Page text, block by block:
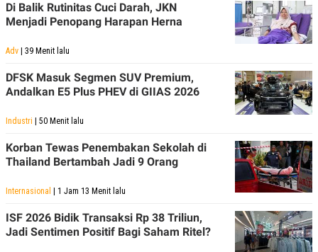
Di Balik Rutinitas Cuci Darah, JKN
Menjadi Penopang Harapan Herna
Adv | 39 Menit lalu
DFSK Masuk Segmen SUV Premium,
Andalkan E5 Plus PHEV di GIIAS 2026
Industri | 50 Menit lalu
Korban Tewas Penembakan Sekolah di
Thailand Bertambah Jadi 9 Orang
Internasional | 1 Jam 13 Menit lalu
ISF 2026 Bidik Transaksi Rp 38 Triliun,
Jadi Sentimen Positif Bagi Saham Ritel?